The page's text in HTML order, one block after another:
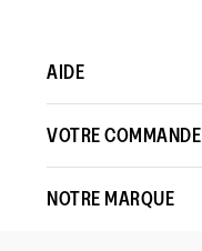
AIDE
VOTRE COMMANDE
NOTRE MARQUE